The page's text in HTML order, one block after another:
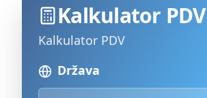
Kalkulator PDV
Kalkulator PDV
Država